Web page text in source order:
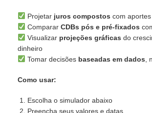
Projetar juros compostos com
CompararCDBs pós e pré-fixados
Visualizar projeções gráficas do
dinheiro
Tomar decisões baseadas em dados
Como usar:
Escolha o simulador abaixo
Preencha seus valores e datas